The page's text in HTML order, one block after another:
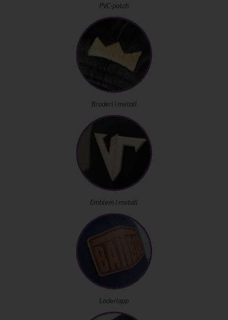
PVC-patch
Broderi i metall
Emblem i metall
Läderlapp